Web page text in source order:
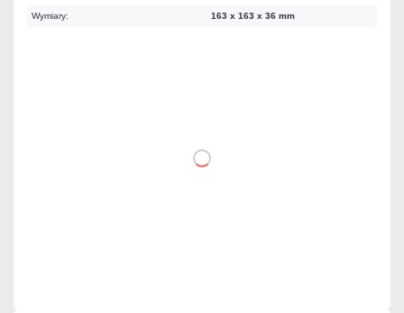
Wymiary: 163 x 163 x 36 mm
DO KOSZYKA